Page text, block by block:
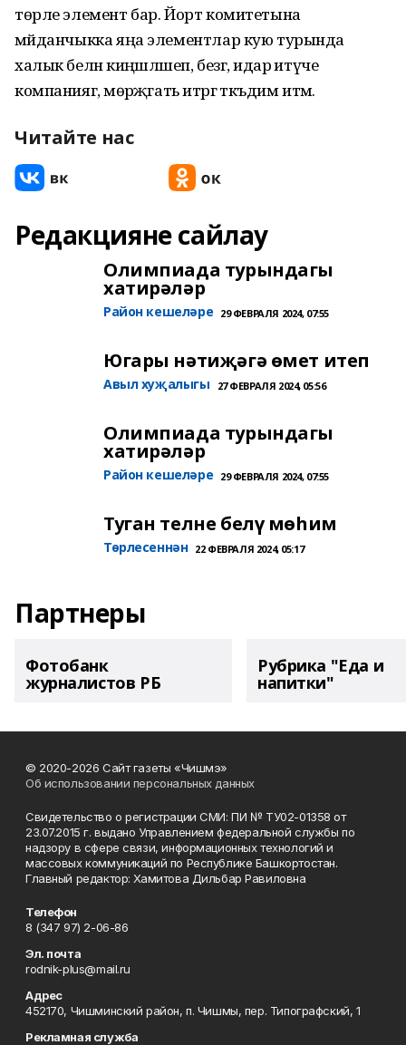
төрле элемент бар. Йорт комитетына
мәйданчыкка яңа элементлар кую турында
халык белән киңәшләшеп, безгә, идарә итүче
компаниягә, мөрәҗәгать итәргә тәкъдим итәм.
Читайте нас
Редакцияне сайлау
Олимпиада турындагы
хатирәләр
Район кешеләре 29 ФЕВРАЛЯ 2024, 07:55
Югары нәтиҗәгә өмет итеп
Авыл хуҗалыгы 27 ФЕВРАЛЯ 2024, 05:56
Олимпиада турындагы
хатирәләр
Район кешеләре 29 ФЕВРАЛЯ 2024, 07:55
Туган телне белү мөһим
Төрлесеннән 22 ФЕВРАЛЯ 2024, 05:17
Партнеры
Фотобанк
журналистов РБ
Рубрика "Еда и
напитки"
© 2020-2026 Сайт газеты «Чишмэ»
Об использовании персональных данных
Свидетельство о регистрации СМИ: ПИ № ТУ02-01358 от
23.07.2015 г. выдано Управлением федеральной службы по
надзору в сфере связи, информационных технологий и
массовых коммуникаций по Республике Башкортостан.
Главный редактор: Хамитова Дильбар Равиловна
Телефон
8 (347 97) 2-06-86
Эл. почта
rodnik-plus@mail.ru
Адрес
452170, Чишминский район, п. Чишмы, пер. Типографский, 1
Рекламная служба